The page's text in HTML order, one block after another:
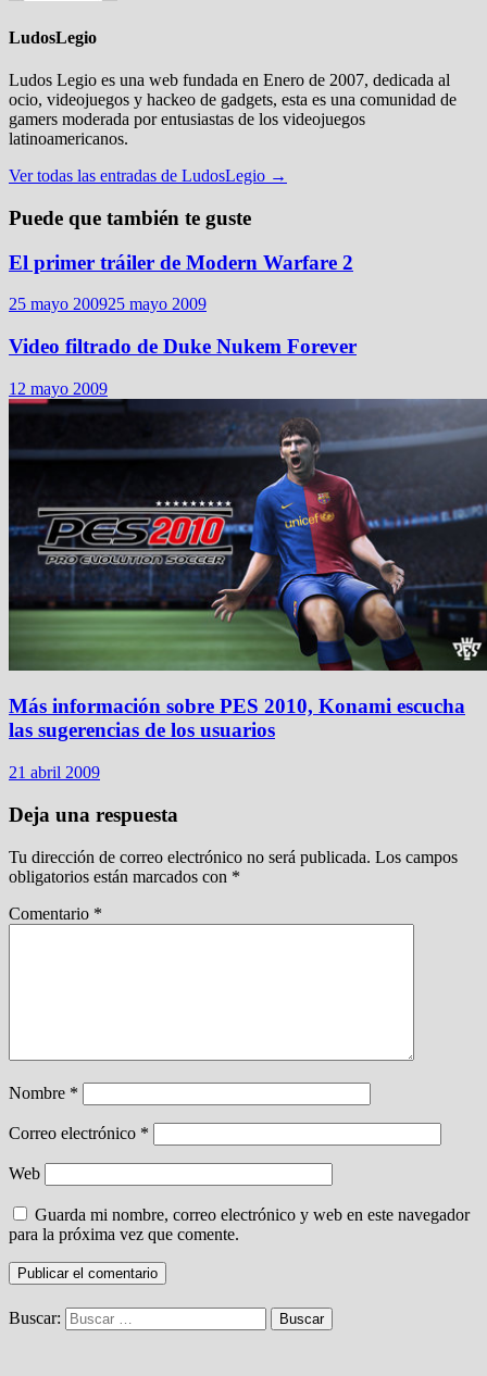
LudosLegio
Ludos Legio es una web fundada en Enero de 2007, dedicada al
ocio, videojuegos y hackeo de gadgets, esta es una comunidad de
gamers moderada por entusiastas de los videojuegos
latinoamericanos.
Ver todas las entradas de LudosLegio →
Puede que también te guste
El primer tráiler de Modern Warfare 2
25 mayo 200925 mayo 2009
Video filtrado de Duke Nukem Forever
12 mayo 2009
Más información sobre PES 2010, Konami escucha
las sugerencias de los usuarios
21 abril 2009
Deja una respuesta
Tu dirección de correo electrónico no será publicada. Los campos
obligatorios están marcados con *
Comentario *
Nombre *
Correo electrónico *
Web
Guarda mi nombre, correo electrónico y web en este navegador
para la próxima vez que comente.
Buscar: